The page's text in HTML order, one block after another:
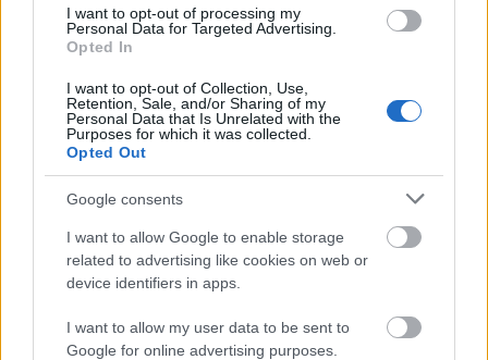
I want to opt-out of processing my
Personal Data for Targeted Advertising.
Opted In
I want to opt-out of Collection, Use,
Retention, Sale, and/or Sharing of my
Personal Data that Is Unrelated with the
Purposes for which it was collected.
Opted Out
Google consents
I want to allow Google to enable storage
related to advertising like cookies on web or
device identifiers in apps.
I want to allow my user data to be sent to
Google for online advertising purposes.
csak nem minden nagyokos idióta lába lett volna ott,
hogy a korong eltalálhassa. Ja, és végülis, 4000-et
dekázni focival, ott is minden 20. dekánál van egy
mázlifaktor... :) Meg F1-ben is nyilván 100 bevett
kanyarból 1-hez mázli is kell, hogy a csíkon maradj!
lemieux
17 éve
Itt van Turco nyilatkozata a védésről:
"When you get in those situations it's all about
reacting," Turco said. "It all stems from practicing
like that and reacting to do what ever it takes. All I